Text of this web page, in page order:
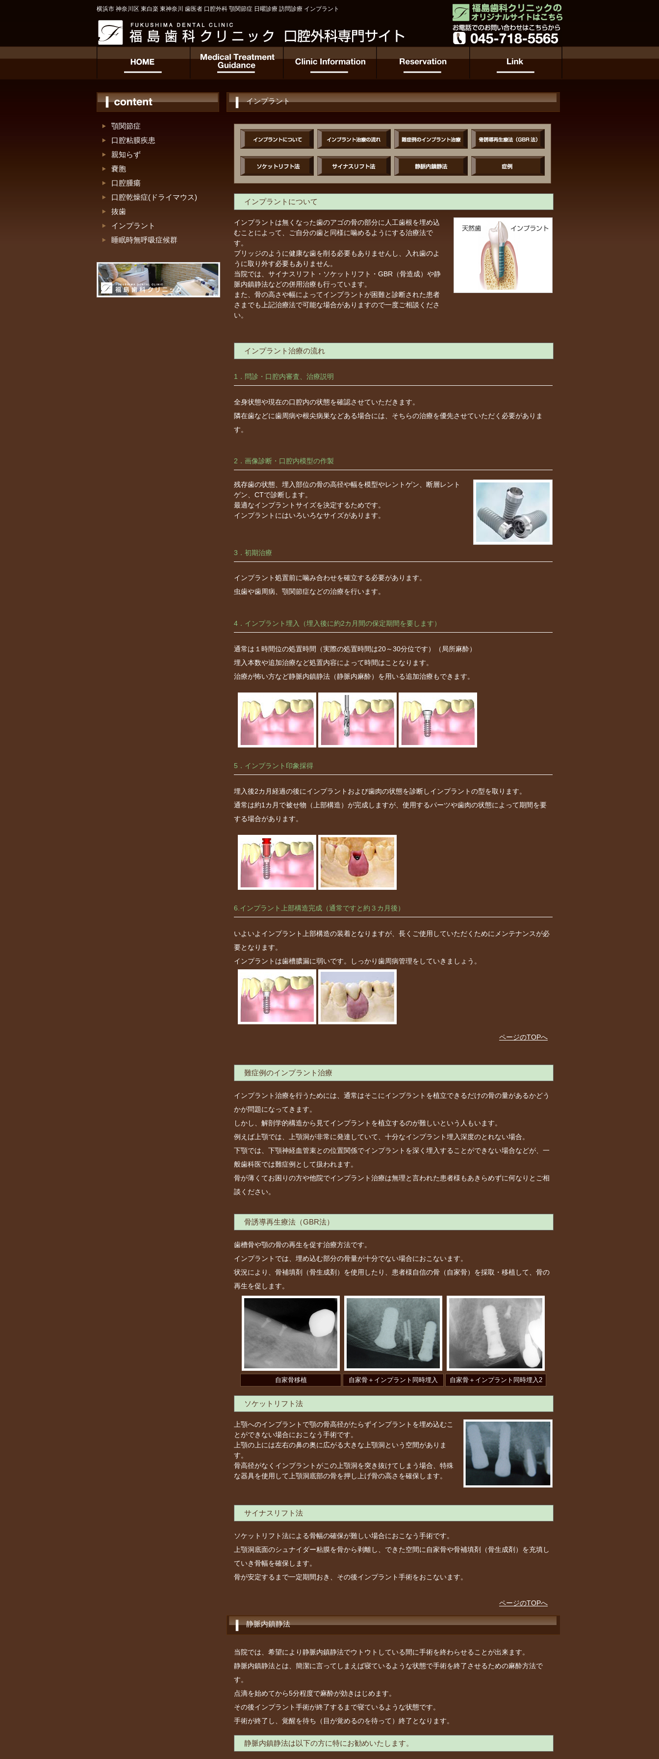
横浜市 神奈川区 東白楽 東神奈川 歯医者 口腔外科 顎関節症 日曜診療 訪問診療 インプラント
インプラント
インプラントについて
インプラントは無くなった歯のアゴの骨の部分に人工歯根を埋め込
むことによって、ご自分の歯と同様に噛めるようにする治療法で
す。
ブリッジのように健康な歯を削る必要もありませんし、入れ歯のよ
うに取り外す必要もありません。
当院では、サイナスリフト・ソケットリフト・GBR（骨造成）や静
脈内鎮静法などの併用治療も行っています。
また、骨の高さや幅によってインプラントが困難と診断された患者
さまでも上記治療法で可能な場合がありますので一度ご相談くださ
い。
インプラント治療の流れ
1．問診・口腔内審査、治療説明
全身状態や現在の口腔内の状態を確認させていただきます。
隣在歯などに歯周病や根尖病巣などある場合には、そちらの治療を優先させていただく必要がありま
す。
2．画像診断・口腔内模型の作製
残存歯の状態、埋入部位の骨の高径や幅を模型やレントゲン、断層レント
ゲン、CTで診断します。
最適なインプラントサイズを決定するためです。
インプラントにはいろいろなサイズがあります。
3．初期治療
インプラント処置前に噛み合わせを確立する必要があります。
虫歯や歯周病、顎関節症などの治療を行います。
4．インプラント埋入（埋入後に約2カ月間の保定期間を要します）
通常は１時間位の処置時間（実際の処置時間は20～30分位です）（局所麻酔）
埋入本数や追加治療など処置内容によって時間はことなります。
治療が怖い方など静脈内鎮静法（静脈内麻酔）を用いる追加治療もできます。
5．インプラント印象採得
埋入後2カ月経過の後にインプラントおよび歯肉の状態を診断しインプラントの型を取ります。
通常は約1カ月で被せ物（上部構造）が完成しますが、使用するパーツや歯肉の状態によって期間を要
する場合があります。
6.インプラント上部構造完成（通常ですと約３カ月後）
いよいよインプラント上部構造の装着となりますが、長くご使用していただくためにメンテナンスが必
要となります。
インプラントは歯槽膿漏に弱いです。しっかり歯周病管理をしていきましょう。
ページのTOPへ
難症例のインプラント治療
インプラント治療を行うためには、通常はそこにインプラントを植立できるだけの骨の量があるかどう
かが問題になってきます。
しかし、解剖学的構造から見てインプラントを植立するのが難しいという人もいます。
例えば上顎では、上顎洞が非常に発達していて、十分なインプラント埋入深度のとれない場合。
下顎では、下顎神経血管束との位置関係でインプラントを深く埋入することができない場合などが、一
般歯科医では難症例として扱われます。
骨が薄くてお困りの方や他院でインプラント治療は無理と言われた患者様もあきらめずに何なりとご相
談ください。
骨誘導再生療法（GBR法）
歯槽骨や顎の骨の再生を促す治療方法です。
インプラントでは、埋め込む部分の骨量が十分でない場合におこないます。
状況により、骨補填剤（骨生成剤）を使用したり、患者様自信の骨（自家骨）を採取・移植して、骨の
再生を促します。
自家骨移植 自家骨＋インプラント同時埋入 自家骨＋インプラント同時埋入2
ソケットリフト法
上顎へのインプラントで顎の骨高径がたらずインプラントを埋め込むこ
とができない場合におこなう手術です。
上顎の上には左右の鼻の奥に広がる大きな上顎洞という空間がありま
す。
骨高径がなくインプラントがこの上顎洞を突き抜けてしまう場合、特殊
な器具を使用して上顎洞底部の骨を押し上げ骨の高さを確保します。
サイナスリフト法
ソケットリフト法による骨幅の確保が難しい場合におこなう手術です。
上顎洞底面のシュナイダー粘膜を骨から剥離し、できた空間に自家骨や骨補填剤（骨生成剤）を充填し
ていき骨幅を確保します。
骨が安定するまで一定期間おき、その後インプラント手術をおこないます。
ページのTOPへ
静脈内鎮静法
当院では、希望により静脈内鎮静法でウトウトしている間に手術を終わらせることが出来ます。
静脈内鎮静法とは、簡潔に言ってしまえば寝ているような状態で手術を終了させるための麻酔方法で
す。
点滴を始めてから5分程度で麻酔が効きはじめます。
その後インプラント手術が終了するまで寝ているような状態です。
手術が終了し、覚醒を待ち（目が覚めるのを待って）終了となります。
静脈内鎮静法は以下の方に特にお勧めいたします。
顎関節症
口腔粘膜疾患
親知らず
嚢胞
口腔腫瘍
口腔乾燥症(ドライマウス)
抜歯
インプラント
睡眠時無呼吸症候群